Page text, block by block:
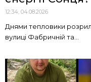
12:34, 04.08.2026
Днями тепловики
вулиці Фабричній та...